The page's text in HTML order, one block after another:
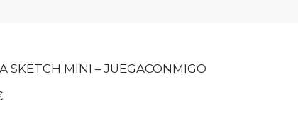
SKETCH MINI – JUEGACONMIGO